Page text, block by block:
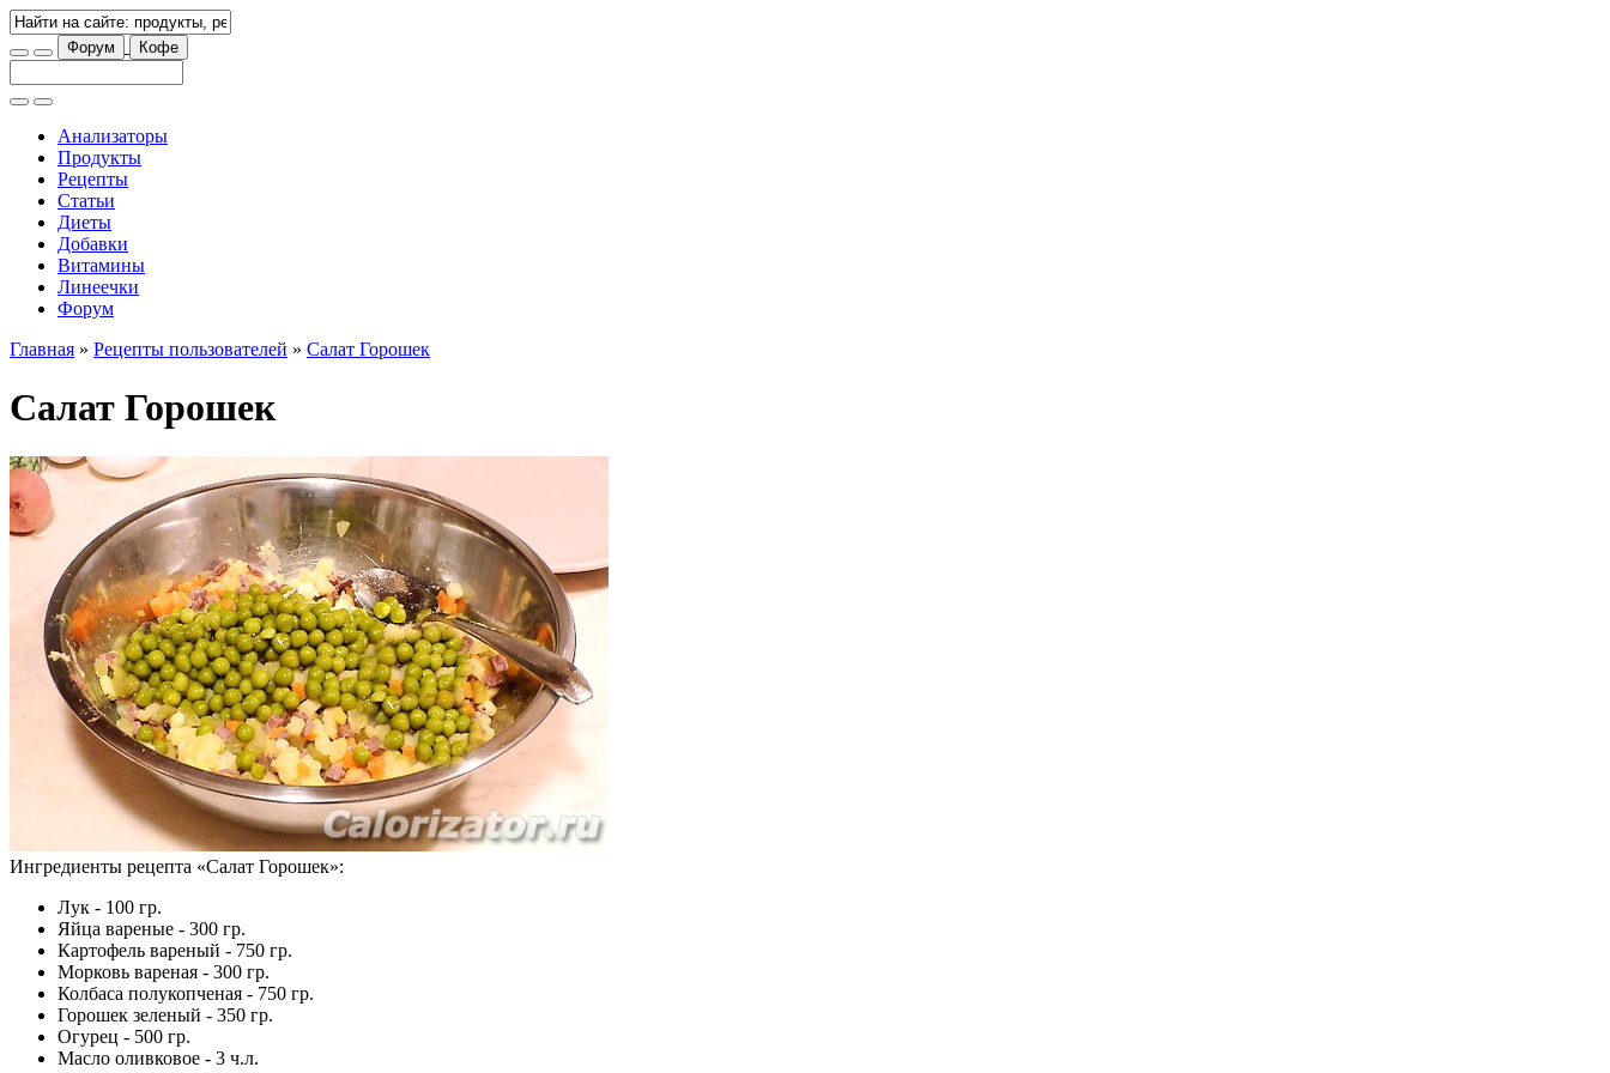
Форум Кофе
Анализаторы
Продукты
Рецепты
Статьи
Диеты
Добавки
Витамины
Линеечки
Форум
Главная » Рецепты пользователей » Салат Горошек
Салат Горошек
Ингредиенты рецепта «Салат Горошек»:
Лук - 100 гр.
Яйца вареные - 300 гр.
Картофель вареный - 750 гр.
Морковь вареная - 300 гр.
Колбаса полукопченая - 750 гр.
Горошек зеленый - 350 гр.
Огурец - 500 гр.
Масло оливковое - 3 ч.л.